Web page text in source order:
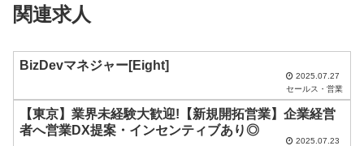
ー
ド
の
関連求人
BizDevマネジャー[Eight]
2025.07.27
セールス・営業
【東京】業界未経験大歓迎!【新規開拓営業】企業経営
者へ営業DX提案・インセンティブあり◎
2025.07.23